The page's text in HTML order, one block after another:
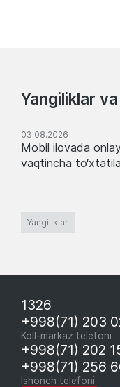
Yangiliklar
03.08.2026
Mobil ilovada
vaqtincha
Yangiliklar
1326
+998(71) 203
Koll-markaz telefoni
+998(71) 202
+998(71) 256
Ishonch telefoni